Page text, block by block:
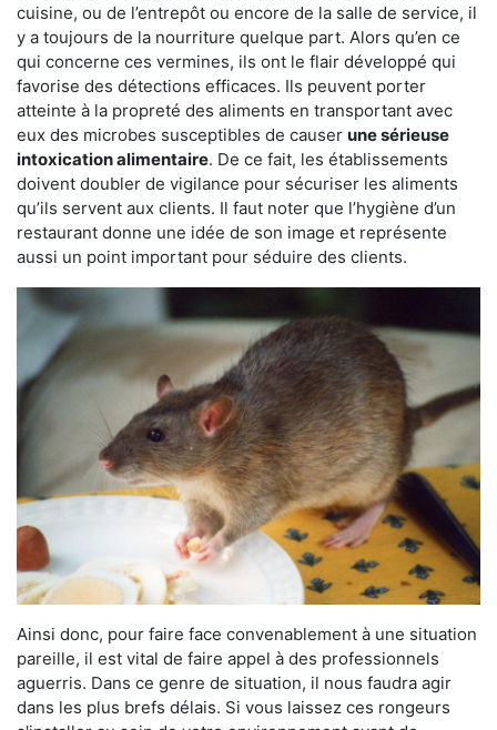
cuisine, ou de l’entrepôt ou encore de la salle de service, il
y a toujours de la nourriture quelque part. Alors qu’en ce
qui concerne ces vermines, ils ont le flair développé qui
favorise des détections efficaces. Ils peuvent porter
atteinte à la propreté des aliments en transportant avec
eux des microbes susceptibles de causer une sérieuse
intoxication alimentaire. De ce fait, les établissements
doivent doubler de vigilance pour sécuriser les aliments
qu’ils servent aux clients. Il faut noter que l’hygiène d’un
restaurant donne une idée de son image et représente
aussi un point important pour séduire des clients.
Ainsi donc, pour faire face convenablement à une situation
pareille, il est vital de faire appel à des professionnels
aguerris. Dans ce genre de situation, il nous faudra agir
dans les plus brefs délais. Si vous laissez ces rongeurs